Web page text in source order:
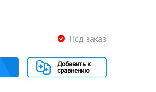
Под заказ
Добавить к
сравнению